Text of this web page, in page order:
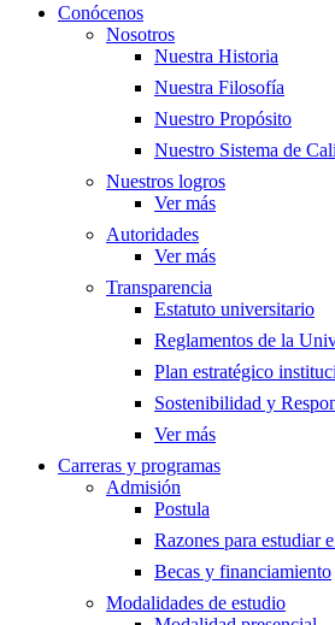
Conócenos
Nosotros
Nuestra Historia
Nuestra Filosofía
Nuestro Propósito
Nuestro Sistema de
Nuestros logros
Ver más
Autoridades
Ver más
Transparencia
Estatuto universitario
Reglamentos de la
Plan estratégico
Sostenibilidad y
Ver más
Carreras y programas
Admisión
Postula
Razones para estudiar
Becas y financiamiento
Modalidades de estudio